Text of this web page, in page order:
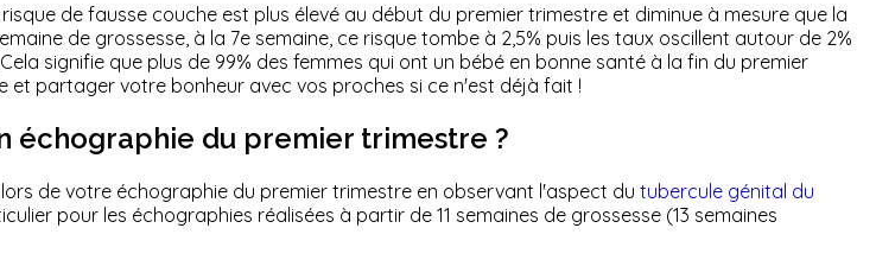
risque de fausse couche est plus élevé au début du premier trimestre et diminue à mesure que la
de grossesse, à la 7e semaine, ce risque tombe à 2,5% puis les taux oscillent autour de 2%
signifie que plus de 99% des femmes qui ont un bébé en bonne santé à la fin du premier
partager votre bonheur avec vos proches si ce n'est déjà fait !
échographie du premier trimestre ?
lors de votre échographie du premier trimestre en observant l'aspect du tubercule génital du
pour les échographies réalisées à partir de 11 semaines de grossesse (13 semaines